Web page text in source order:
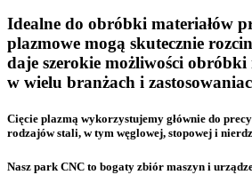
Idealne do obróbki materiałów
plazmowe mogą skutecznie
daje szerokie możliwości
w wielu branżach i
Cięcie plazmą wykorzystujemy głównie do
rodzajów stali, w tym węglowej, stopowej i
Nasz park CNC to bogaty zbiór maszyn i